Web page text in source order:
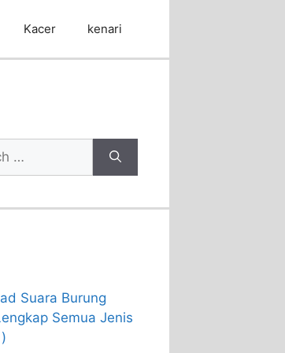
Kacer kenari
Suara Burung
Semua Jenis